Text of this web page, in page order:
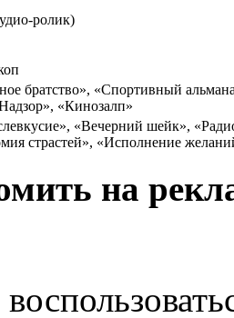
ролик)
братство», «Спортивный
«Кинозалп»
«Вечерний шейк»,
страстей», «Исполнение
на